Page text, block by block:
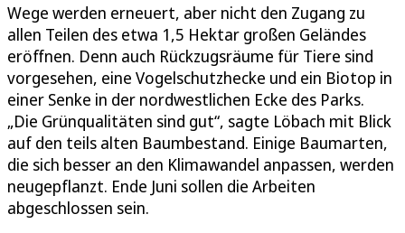
Wege werden erneuert, aber nicht den Zugang zu
allen Teilen des etwa 1,5 Hektar großen Geländes
eröffnen. Denn auch Rückzugsräume für Tiere sind
vorgesehen, eine Vogelschutzhecke und ein Biotop in
einer Senke in der nordwestlichen Ecke des Parks.
„Die Grünqualitäten sind gut“, sagte Löbach mit Blick
auf den teils alten Baumbestand. Einige Baumarten,
die sich besser an den Klimawandel anpassen, werden
neugepflanzt. Ende Juni sollen die Arbeiten
abgeschlossen sein.